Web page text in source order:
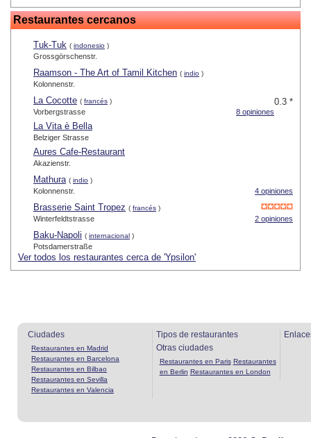
Restaurantes cercanos
Tuk-Tuk ( indonesio )
Grossgörschenstr.
Raamson - The Art of Tamil Kitchen ( indio )
Kolonnenstr.
0.3 *
La Cocotte ( francés )
8 opiniones
Vorbergstrasse
La Vita è Bella
Belziger Strasse
Aures Cafe-Restaurant
Akazienstr.
Mathura ( indio )
4 opiniones
Kolonnenstr.
Brasserie Saint Tropez ( francés )
2 opiniones
Winterfeldtstrasse
Baku-Napoli ( internacional )
Potsdamerstraße
Ver todos los restaurantes cerca de 'Ypsilon'
Ciudades
Restaurantes en Madrid
Restaurantes en Barcelona
Restaurantes en Bilbao
Restaurantes en Sevilla
Restaurantes en Valencia
Tipos de restaurantes
Otras ciudades
Restaurantes en Paris Restaurantes
en Berlin Restaurantes en London